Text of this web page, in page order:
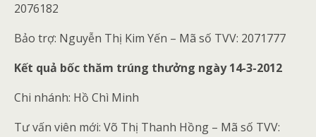
2076182
Bảo trợ: Nguyễn Thị Kim Yến – Mã số TVV: 2071777
Kết quả bốc thăm trúng thưởng ngày 14-3-2012
Chi nhánh: Hồ Chì Minh
Tư vấn viên mới: Võ Thị Thanh Hồng – Mã số TVV: